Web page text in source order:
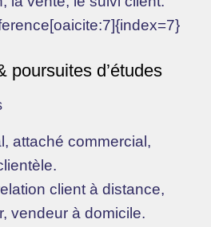
poursuites d’études
attaché commercial,
client à distance,
vendeur à domicile.